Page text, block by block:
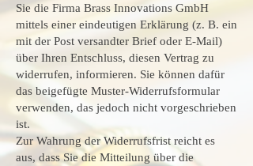
Sie die Firma Brass Innovations GmbH
mittels einer eindeutigen Erklärung (z. B. ein
mit der Post versandter Brief oder E-Mail)
über Ihren Entschluss, diesen Vertrag zu
widerrufen, informieren. Sie können dafür
das beigefügte Muster-Widerrufsformular
verwenden, das jedoch nicht vorgeschrieben
ist.
Zur Wahrung der Widerrufsfrist reicht es
aus, dass Sie die Mitteilung über die